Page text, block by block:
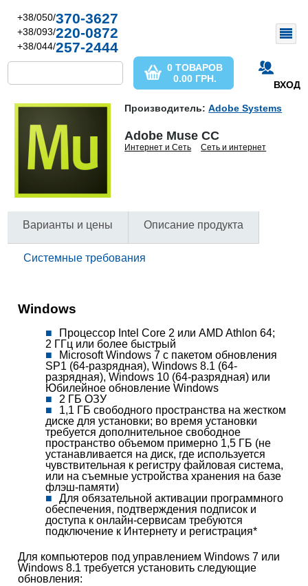
+38/050/370-3627
+38/093/220-0872
+38/044/257-2444
ВХОД
0 ТОВАРОВ
0.00 ГРН.
Производитель:Adobe Systems
Adobe Muse CC
Интернет и Сеть Сеть и интернет
Варианты и цены Описание продукта
Системные требования
Windows
Процессор Intel Core 2 или AMD Athlon 64;
2 ГГц или более быстрый
Microsoft Windows 7 с пакетом обновления
SP1 (64-разрядная), Windows 8.1 (64-
разрядная), Windows 10 (64-разрядная) или
Юбилейное обновление Windows
2 ГБ ОЗУ
1,1 ГБ свободного пространства на жестком
диске для установки; во время установки
требуется дополнительное свободное
пространство объемом примерно 1,5 ГБ (не
устанавливается на диск, где используется
чувствительная к регистру файловая система,
или на съемные устройства хранения на базе
флэш-памяти)
Для обязательной активации программного
обеспечения, подтверждения подписок и
доступа к онлайн-сервисам требуются
подключение к Интернету и регистрация*
Для компьютеров под управлением Windows 7 или
Windows 8.1 требуется установить следующие
обновления: